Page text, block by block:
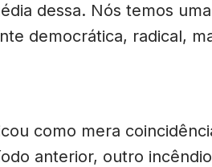
dessa. Nós temos
democrática, radical,
como mera
anterior, outro